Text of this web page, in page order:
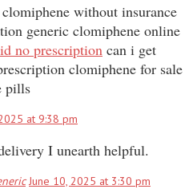
without insurance
generic clomiphene online
no prescription can i get
clomiphene for sale
pills
at 9:38 pm
I unearth helpful.
June 10, 2025 at 3:30 pm